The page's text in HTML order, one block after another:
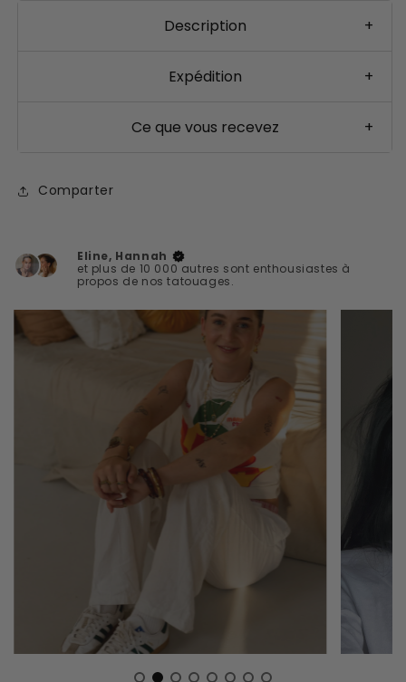
Description +
Expédition +
Ce que vous recevez +
Comparter
Eline, Hannah
et plus de 10 000 autres sont enthousiastes à
propos de nos tatouages.